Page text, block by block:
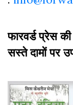
फारवर्ड प्रेस
सस्ते दामों पर